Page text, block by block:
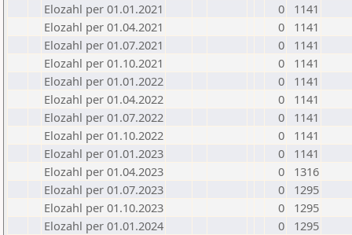
Elozahl per 01.01.2021
0
1141
Elozahl per 01.04.2021
0
1141
Elozahl per 01.07.2021
0
1141
Elozahl per 01.10.2021
0
1141
Elozahl per 01.01.2022
0
1141
Elozahl per 01.04.2022
0
1141
Elozahl per 01.07.2022
0
1141
Elozahl per 01.10.2022
0
1141
Elozahl per 01.01.2023
0
1141
Elozahl per 01.04.2023
0
1316
Elozahl per 01.07.2023
0
1295
Elozahl per 01.10.2023
0
1295
Elozahl per 01.01.2024
0
1295